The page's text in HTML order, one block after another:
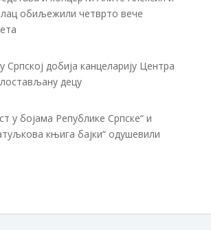
обиљежили четврто вече
Српској добија канцеларију Центра
децу
у бојама Републике Српске“ и
књига бајки“ одушевили